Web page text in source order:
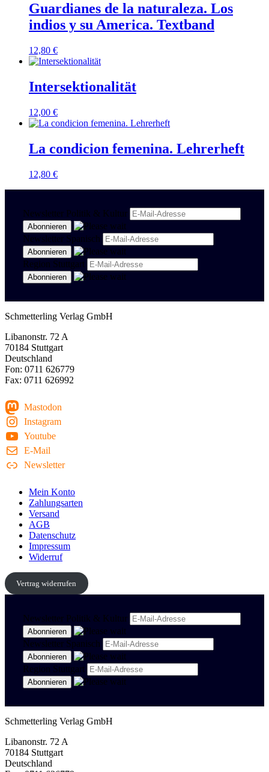
Guardianes de la naturaleza. Los
indios y su America. Textband
12,80 €
Intersektionalität
12,00 €
La condicion femenina. Lehrerheft
12,80 €
Newsletter Politik & Kultur
Newsletter Spanisch
Region Stuttgart
Schmetterling Verlag GmbH
Libanonstr. 72 A
70184 Stuttgart
Deutschland
Fon: 0711 626779
Fax: 0711 626992
Mastodon
Instagram
Youtube
E-Mail
Newsletter
Mein Konto
Zahlungsarten
Versand
AGB
Datenschutz
Impressum
Widerruf
Vertrag widerrufen
Newsletter Politik & Kultur
Newsletter Spanisch
Region Stuttgart
Schmetterling Verlag GmbH
Libanonstr. 72 A
70184 Stuttgart
Deutschland